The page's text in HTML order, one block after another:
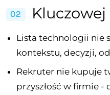
02
Lista technologii nie
kontekstu, decyzji,
Rekruter nie kupuje
przyszłość w firmie